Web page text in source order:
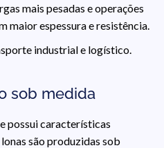
mais pesadas e operações
maior espessura e resistência.
industrial e logístico.
sob medida
possui características
são produzidas sob